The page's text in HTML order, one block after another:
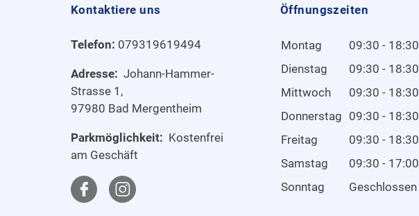
Kontaktiere uns
Telefon: 079319619494
Adresse: Johann-Hammer-
Strasse 1,
97980 Bad Mergentheim
Parkmöglichkeit: Kostenfrei
am Geschäft
Öffnungszeiten
Montag
09:30 - 18:30
Dienstag
09:30 - 18:30
Mittwoch
09:30 - 18:30
Donnerstag 09:30 - 18:30
Freitag
09:30 - 18:30
Samstag
09:30 - 17:00
Sonntag
Geschlossen